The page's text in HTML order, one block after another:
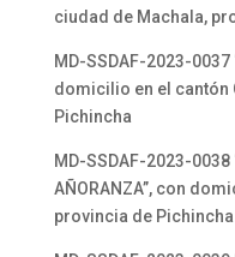
ciudad de Machala,
MD-SSDAF-2023-0037
domicilio en el cantón
Pichincha
MD-SSDAF-2023-0038
AÑORANZA”, con
provincia de Pichincha